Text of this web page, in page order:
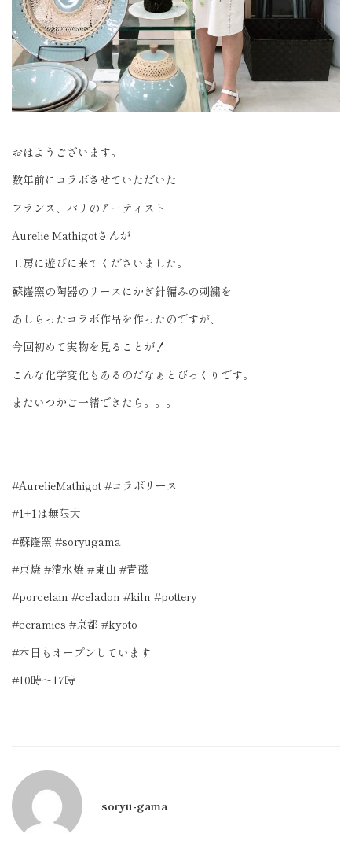
おはようございます。
数年前にコラボさせていただいた
フランス、パリのアーティスト
Aurelie Mathigotさんが
工房に遊びに来てくださいました。
蘇嶐窯の陶器のリースにかぎ針編みの刺繍を
あしらったコラボ作品を作ったのですが、
今回初めて実物を見ることが！
こんな化学変化もあるのだなぁとびっくりです。
またいつかご一緒できたら。。。
#AurelieMathigot #コラボリース
#1+1は無限大
#蘇嶐窯 #soryugama
#京焼 #清水焼 #東山 #青磁
#porcelain #celadon #kiln #pottery
#ceramics #京都 #kyoto
#本日もオープンしています
#10時〜17時
soryu-gama